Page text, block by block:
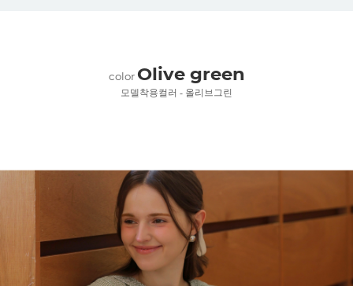
color Olive green
모델착용컬러 - 올리브그린